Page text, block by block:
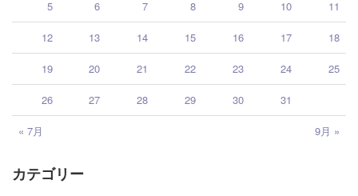
« 7月 9月 »
5 6 7 8 9 10 11
12 13 14 15 16 17 18
19 20 21 22 23 24 25
26 27 28 29 30 31
カテゴリー